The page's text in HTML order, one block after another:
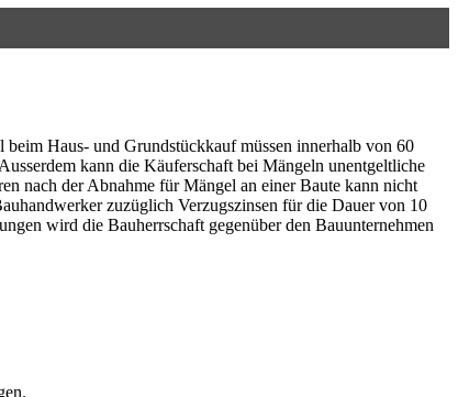
Haus- und Grundstückkauf müssen innerhalb von 60
kann die Käuferschaft bei Mängeln unentgeltliche
nach der Abnahme für Mängel an einer Baute kann nicht
zuzüglich Verzugszinsen für die Dauer von 10
wird die Bauherrschaft gegenüber den Bauunternehmen